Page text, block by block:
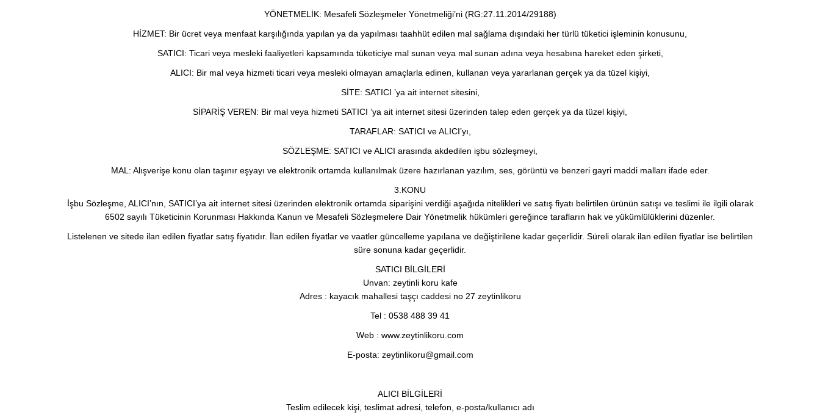
YÖNETMELİK: Mesafeli Sözleşmeler Yönetmeliği’ni (RG:27.11.2014/29188)
HİZMET: Bir ücret veya menfaat karşılığında yapılan ya da yapılması taahhüt edilen mal sağlama dışındaki her türlü tüketici işleminin konusunu,
SATICI: Ticari veya mesleki faaliyetleri kapsamında tüketiciye mal sunan veya mal sunan adına veya hesabına hareket eden şirketi,
ALICI: Bir mal veya hizmeti ticari veya mesleki olmayan amaçlarla edinen, kullanan veya yararlanan gerçek ya da tüzel kişiyi,
SİTE: SATICI ’ya ait internet sitesini,
SİPARİŞ VEREN: Bir mal veya hizmeti SATICI ‘ya ait internet sitesi üzerinden talep eden gerçek ya da tüzel kişiyi,
TARAFLAR: SATICI ve ALICI’yı,
SÖZLEŞME: SATICI ve ALICI arasında akdedilen işbu sözleşmeyi,
MAL: Alışverişe konu olan taşınır eşyayı ve elektronik ortamda kullanılmak üzere hazırlanan yazılım, ses, görüntü ve benzeri gayri maddi malları ifade eder.
3.KONU
İşbu Sözleşme, ALICI’nın, SATICI’ya ait internet sitesi üzerinden elektronik ortamda siparişini verdiği aşağıda nitelikleri ve satış fiyatı belirtilen ürünün satışı ve teslimi ile ilgili olarak
6502 sayılı Tüketicinin Korunması Hakkında Kanun ve Mesafeli Sözleşmelere Dair Yönetmelik hükümleri gereğince tarafların hak ve yükümlülüklerini düzenler.
Listelenen ve sitede ilan edilen fiyatlar satış fiyatıdır. İlan edilen fiyatlar ve vaatler güncelleme yapılana ve değiştirilene kadar geçerlidir. Süreli olarak ilan edilen fiyatlar ise belirtilen
süre sonuna kadar geçerlidir.
SATICI BİLGİLERİ
Unvan: zeytinli koru kafe
Adres : kayacık mahallesi taşçı caddesi no 27 zeytinlikoru
Tel : 0538 488 39 41
Web : www.zeytinlikoru.com
E-posta: zeytinlikoru@gmail.com
ALICI BİLGİLERİ
Teslim edilecek kişi, teslimat adresi, telefon, e-posta/kullanıcı adı